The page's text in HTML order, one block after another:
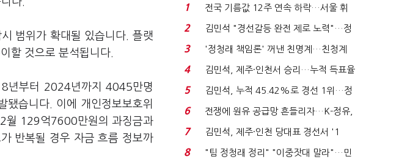
범위가 확대될 있습니다. 플랫
할 것으로 분석됩니다.
년부터 2024년까지 4045만명
습니다. 이에 개인정보보호위
월 129억7600만원의 과징금과
반복될 경우 자금 흐름 정보까
1
전국 기름값 12주 연속 하락…서울 휘
발윳값 1909원...
2
김민석 "경선갈등 완전 제로 노력"…정
청래 "반명 공세 사...
3
'정청래 책임론' 꺼낸 친명계…친청계
는 추가투표 때리기...
4
김민석, 제주·인천서 승리…누적 득표율
'1위 탈환'(종합)...
5
김민석, 누적 45.42%로 경선 1위…정
청래와 격차 0.86%p(...
6
전쟁에 원유 공급망 흔들리자…K-정유,
에너지안보 핵심...
7
김민석, 제주·인천 당대표 경선서 '1
위'(1보)...
8
"팀 정청래 정리" "이중잣대 말라"…민